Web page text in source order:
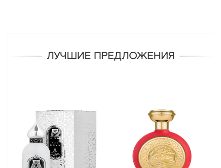
ЛУЧШИЕ ПРЕДЛОЖЕНИЯ